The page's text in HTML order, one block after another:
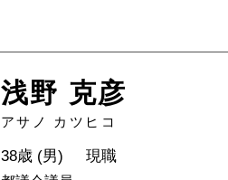
浅野 克彦
アサノ カツヒコ
38歳 (男) 現職